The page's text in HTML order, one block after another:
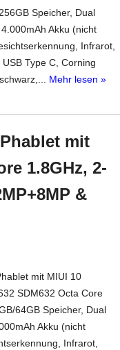
Speicher, Dual
Akku (nicht
Infrarot,
Type C, Corning
Mehr lesen »
mit
1.8GHz, 2-
&
mit MIUI 10
SDM632 Octa Core
64GB Speicher, Dual
Akku (nicht
Infrarot,